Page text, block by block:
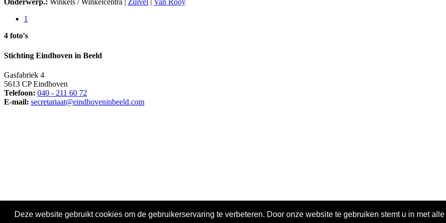
Deze website gebruikt cookies om de gebruikerservaring te verbeteren. Door onze website te gebruiken stemt u in met
Onderwerp.: Winkels / Winkelcentra | Zuivel | Van Rooy
1
4 foto's
Stichting Eindhoven in Beeld
Gasfabriek 4
5613 CP Eindhoven
Telefoon: 040 - 211 60 72
E-mail: secretariaat@eindhoveninbeeld.com